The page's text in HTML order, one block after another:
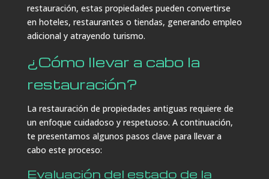
restauración, estas propiedades pueden convertirse
en hoteles, restaurantes o tiendas, generando empleo
adicional y atrayendo turismo.
¿Cómo llevar a cabo la
restauración?
La restauración de propiedades antiguas requiere de
un enfoque cuidadoso y respetuoso. A continuación,
te presentamos algunos pasos clave para llevar a
cabo este proceso:
Evaluación del estado de la